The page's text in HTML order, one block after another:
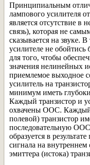
Принципиальным
лампового усилителя
является отсутствие в
связь), которая не
сказывается на звуке.
усилителе не
для того, чтобы
значения нелинейных
приемлемое выходное
усилитель на
минимум иметь
Каждый транзистор и
охвачены ООС.
полевой) транзистор
последовательную ООС
образуется в
сигнала на внутреннем
эмиттера (истока)